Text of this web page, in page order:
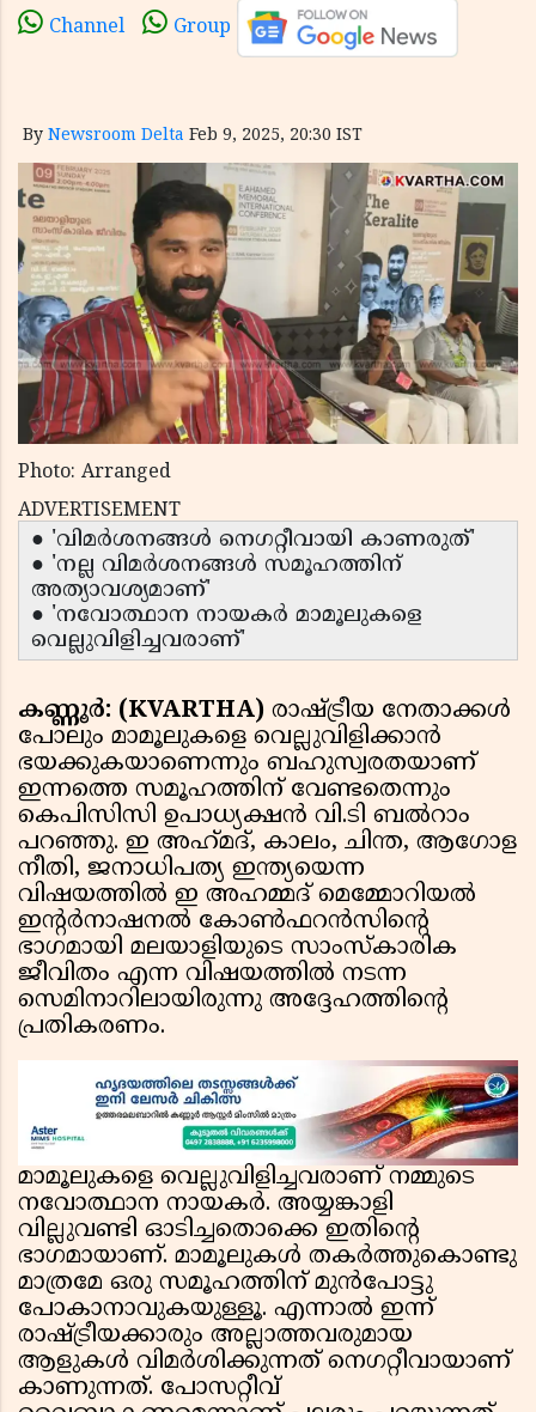
Channel Group
By Newsroom Delta Feb 9, 2025, 20:30 IST
Photo: Arranged
ADVERTISEMENT
● 'വിമർശനങ്ങൾ നെഗറ്റീവായി കാണരുത്'
● 'നല്ല വിമർശനങ്ങൾ സമൂഹത്തിന്
അത്യാവശ്യമാണ്'
● 'നവോത്ഥാന നായകർ മാമൂലുകളെ
വെല്ലുവിളിച്ചവരാണ്'
കണ്ണൂർ: (KVARTHA) രാഷ്ട്രീയ നേതാക്കൾ
പോലും മാമൂലുകളെ വെല്ലുവിളിക്കാൻ
ഭയക്കുകയാണെന്നും ബഹുസ്വരതയാണ്
ഇന്നത്തെ സമൂഹത്തിന് വേണ്ടതെന്നും
കെപിസിസി ഉപാധ്യക്ഷൻ വി.ടി ബൽറാം
പറഞ്ഞു. ഇ അഹ്‌മദ്‌, കാലം, ചിന്ത, ആഗോള
നീതി, ജനാധിപത്യ ഇന്ത്യയെന്ന
വിഷയത്തിൽ ഇ അഹമ്മദ് മെമ്മോറിയൽ
ഇൻ്റർനാഷനൽ കോൺഫറൻസിൻ്റെ
ഭാഗമായി മലയാളിയുടെ സാംസ്കാരിക
ജീവിതം എന്ന വിഷയത്തിൽ നടന്ന
സെമിനാറിലായിരുന്നു അദ്ദേഹത്തിന്റെ
പ്രതികരണം.
മാമൂലുകളെ വെല്ലുവിളിച്ചവരാണ് നമ്മുടെ
നവോത്ഥാന നായകർ. അയ്യങ്കാളി
വില്ലുവണ്ടി ഓടിച്ചതൊക്കെ ഇതിൻ്റെ
ഭാഗമായാണ്. മാമൂലുകൾ തകർത്തുകൊണ്ടു
മാത്രമേ ഒരു സമൂഹത്തിന് മുൻപോട്ടു
പോകാനാവുകയുള്ളൂ. എന്നാൽ ഇന്ന്
രാഷ്ട്രീയക്കാരും അല്ലാത്തവരുമായ
ആളുകൾ വിമർശിക്കുന്നത് നെഗറ്റീവായാണ്
കാണുന്നത്. പോസറ്റീവ്